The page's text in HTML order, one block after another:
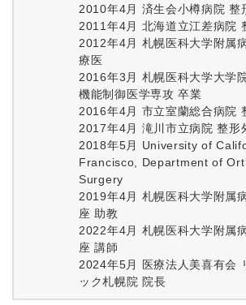
2010年4月 済生会小樽病院 整
2011年4月 北海道立江差病院
2012年4月 札幌医科大学附属
療医
2016年3月 札幌医科大学大学
機能制御医学専攻 卒業
2016年4月 市立室蘭総合病院
2017年4月 滝川市立病院 整形
2018年5月 University of
Francisco, Department of
Surgery
2019年4月 札幌医科大学附属
座 助教
2022年4月 札幌医科大学附属
座 講師
2024年5月 医療法人美喜有会
ック札幌院 院長